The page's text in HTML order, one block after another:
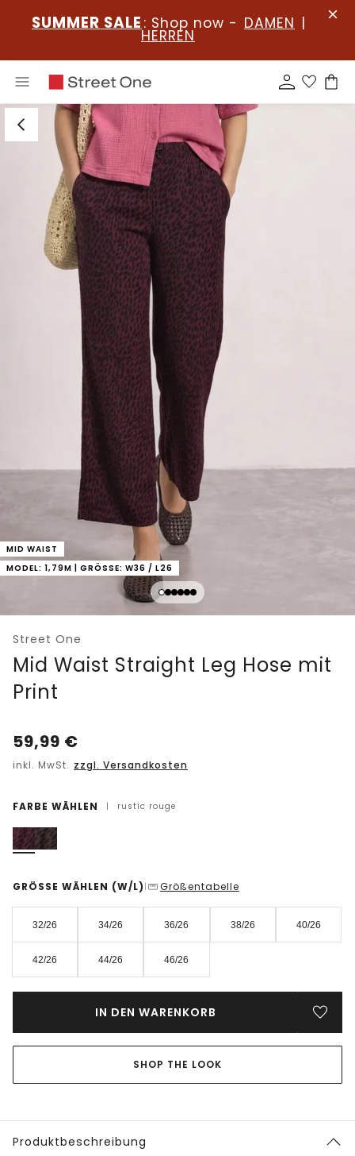
SUMMER SALE : Shop now - DAMEN |
HERREN
MID WAIST
MODEL: 1,79M | GRÖSSE: W36 / L26
Street One
Mid Waist Straight Leg Hose mit
Print
59,99 €
inkl. MwSt. zzgl. Versandkosten
FARBE WÄHLEN | rustic rouge
GRÖSSE WÄHLEN (W/L) | Größentabelle
32/26 34/26 36/26 38/26 40/26
42/26 44/26 46/26
IN DEN WARENKORB
SHOP THE LOOK
Produktbeschreibung